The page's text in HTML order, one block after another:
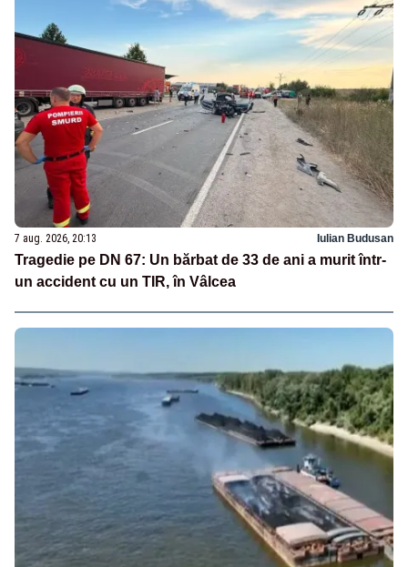
7 aug. 2026, 20:13 Iulian Budusan
Tragedie pe DN 67: Un bărbat de 33 de ani a murit într-
un accident cu un TIR, în Vâlcea